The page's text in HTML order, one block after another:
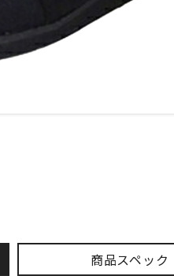
商品スペック